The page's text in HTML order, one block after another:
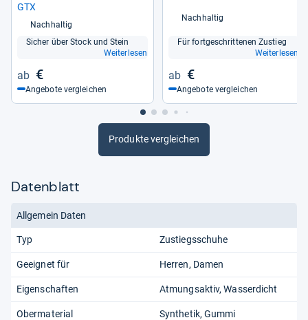
GTX
Nachhaltig
Sicher über Stock und Stein
Weiterlesen
€
Angebote vergleichen
Nachhaltig
Für fort­ge­schrit­te­nen Zustieg
Weiterlesen
€
Angebote vergleichen
Produkte vergleichen
Datenblatt
Allgemein Daten
Typ Zustiegsschuhe
Geeignet für Herren Damen
Eigenschaften Atmungsaktiv Wasserdicht
Obermaterial Synthetik Gummi